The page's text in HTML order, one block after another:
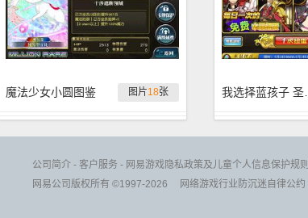
图片18张
魔法少女小圆图鉴
公司简介 - 客户服务 - 网易游戏隐私政策及儿童个人信息保护规则
网易公司版权所有 ©1997-2026
网络游戏行业防沉迷自律公约